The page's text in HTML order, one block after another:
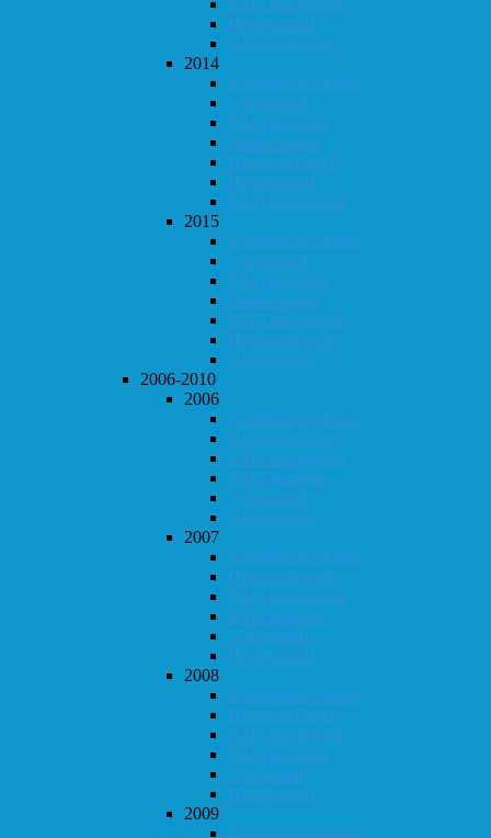
Høst-konrad
Høstturneringen
2014
Klubbmesterskapet
Vår-konrad
KM i lynsjakk
Dobbeltsjakk
Høstturneringen
Høst-konrad
KM i hurtigsjakk
2015
Klubbmesterskapet
Vår-konrad
KM i lynsjakk
Dobbeltsjakk
KM i hurtigsjakk
Høstturneringen
Høst-konrad
2006-2010
2006
Klubbmesterskapet
Høstturneringen
KM i hurtigsjakk
KM i lynsjakk
Vår-konrad
Høst-konrad
2007
Klubbmesterskapet
Høstturneringen
KM i hurtigsjakk
KM i lynsjakk
Vår-konrad
Høst-konrad
2008
Klubbmesterskapet
Høstturneringen
KM i hurtigsjakk
KM i lynsjakk
Vår-konrad
Høst-konrad
2009
Klubbmesterskapet